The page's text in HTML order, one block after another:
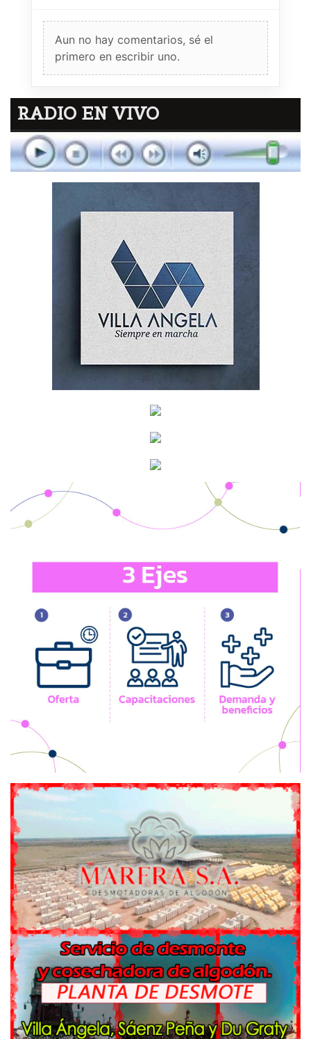
Aun no hay comentarios, sé el
primero en escribir uno.
RADIO EN VIVO